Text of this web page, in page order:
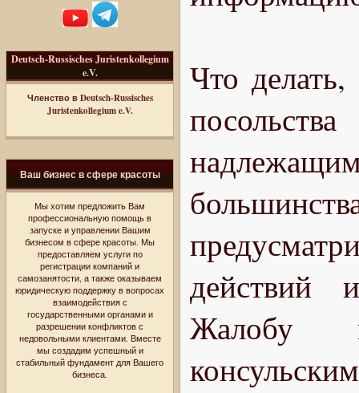
Deutsch-Russisches Juristenkollegium
e.V.
Членство в Deutsch-Russisches
Juristenkollegium e.V.
Ваш бизнес в сфере красоты
Мы хотим предложить Вам
профессиональную помощь в
запуске и управлении Вашим
бизнесом в сфере красоты. Мы
предоставляем услуги по
регистрации компаний и
самозанятости, а также оказываем
юридическую поддержку в вопросах
взаимодействия с
государственными органами и
разрешении конфликтов с
недовольными клиентами. Вместе
мы создадим успешный и
стабильный фундамент для Вашего
бизнеса.
Что
действий
Жалобу